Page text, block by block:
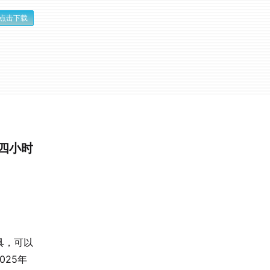
击下载
小时
，可以
年